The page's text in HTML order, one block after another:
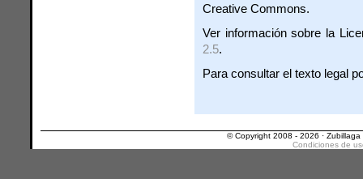
Creative Commons.
Ver información sobre la
2.5.
Para consultar el texto legal
© Copyright 2008 - 2026 ·
Condiciones de